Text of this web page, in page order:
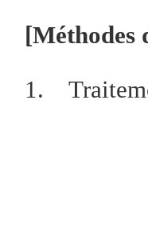
[Méthodes
1.